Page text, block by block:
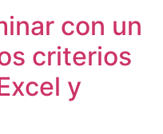
con un
criterios
y